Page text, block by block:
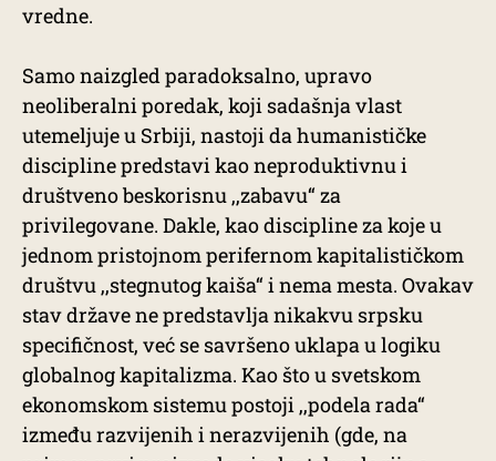
vredne.
Samo naizgled paradoksalno, upravo
neoliberalni poredak, koji sadašnja vlast
utemeljuje u Srbiji, nastoji da humanističke
discipline predstavi kao neproduktivnu i
društveno beskorisnu ,,zabavu“ za
privilegovane. Dakle, kao discipline za koje u
jednom pristojnom perifernom kapitalističkom
društvu ,,stegnutog kaiša“ i nema mesta. Ovakav
stav države ne predstavlja nikakvu srpsku
specifičnost, već se savršeno uklapa u logiku
globalnog kapitalizma. Kao što u svetskom
ekonomskom sistemu postoji ,,podela rada“
između razvijenih i nerazvijenih (gde, na